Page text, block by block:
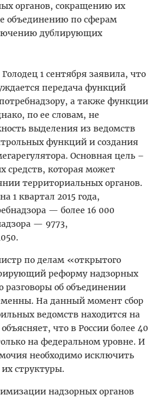
органов, сокращению их
объединению по сферам
дублирующих
1 сентября заявила, что
передача функций
а также функции
по ее словам, не
выделения из ведомств
функций и создания
Основная цель –
средств, которая может
территориальных органов.
1 квартал 2015 года,
— более 16 000
— 9773,
по делам «открытого
реформу надзорных
разговоры об объединении
На данный момент сбор
ведомств находится на
что в России более 40
на федеральном уровне. И
необходимо исключить
структуры.
надзорных органов